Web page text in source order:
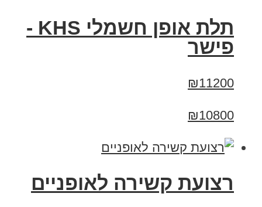
תלת אופן חשמלי KHS -
פישר
₪11200
₪10800
רצועת קשירה לאופניים